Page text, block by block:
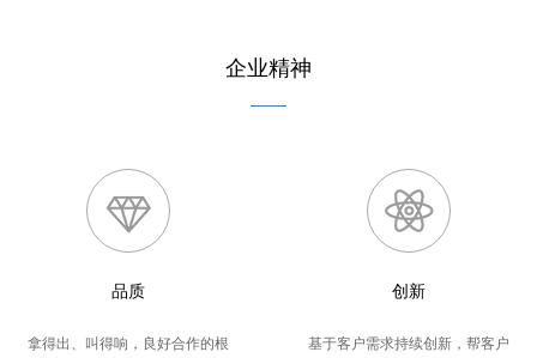
企业精神
品质
拿得出、叫得响，良好合作的根
创新
基于客户需求持续创新，帮客户